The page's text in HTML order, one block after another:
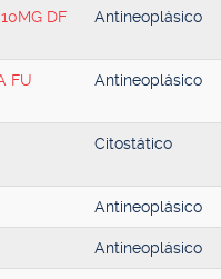
DF Antineoplásico
FU Antineoplásico
Citostático
Antineoplásico
Antineoplásico